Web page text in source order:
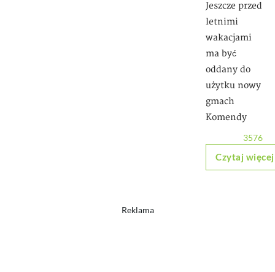
Jeszcze przed
letnimi
wakacjami
ma być
oddany do
użytku nowy
gmach
Komendy
3576
Czytaj więcej
Reklama